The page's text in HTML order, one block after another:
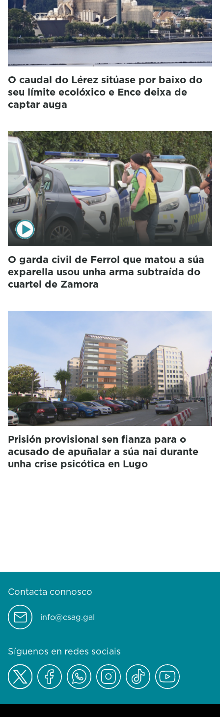
O caudal do Lérez sitúase por baixo do
seu límite ecolóxico e Ence deixa de
captar auga
O garda civil de Ferrol que matou a súa
exparella usou unha arma subtraída do
cuartel de Zamora
Prisión provisional sen fianza para o
acusado de apuñalar a súa nai durante
unha crise psicótica en Lugo
Contacta connosco
info@csag.gal
Síguenos en redes sociais